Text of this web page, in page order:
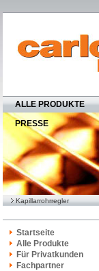
ALLE PRODUKTE
PRESSE
Kapillarrohrregler
Startseite
Alle Produkte
Für Privatkunden
Fachpartner